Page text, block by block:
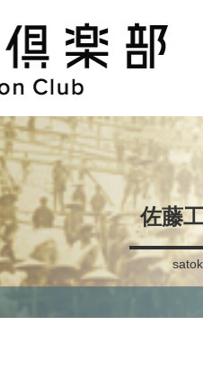
佐藤